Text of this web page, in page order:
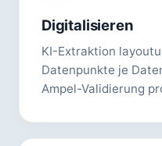
Digitalisieren
KI-Extraktion
Datenpunkte je
Ampel-Validierung